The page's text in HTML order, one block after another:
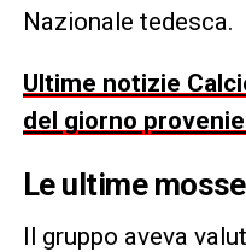
Nazionale tedesca.
Ultime notizie
del giorno
Le ultime
Il gruppo aveva